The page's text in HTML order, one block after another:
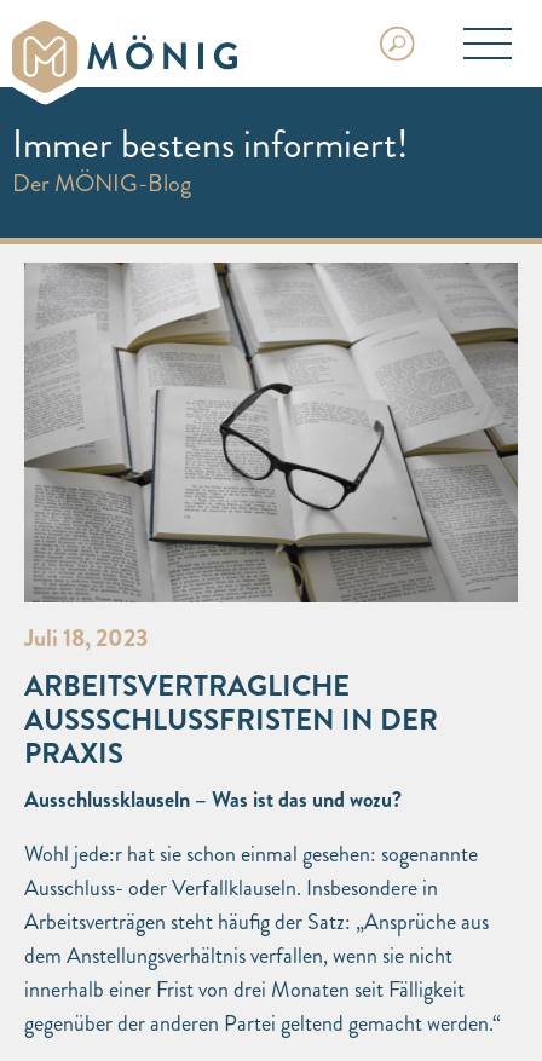
Immer bestens informiert!
Der MÖNIG-Blog
Juli 18, 2023
ARBEITSVERTRAGLICHE
AUSSSCHLUSSFRISTEN IN DER
PRAXIS
Ausschlussklauseln – Was ist das und wozu?
Wohl jede:r hat sie schon einmal gesehen: sogenannte
Ausschluss- oder Verfallklauseln. Insbesondere in
Arbeitsverträgen steht häufig der Satz: „Ansprüche aus
dem Anstellungsverhältnis verfallen, wenn sie nicht
innerhalb einer Frist von drei Monaten seit Fälligkeit
gegenüber der anderen Partei geltend gemacht werden.“